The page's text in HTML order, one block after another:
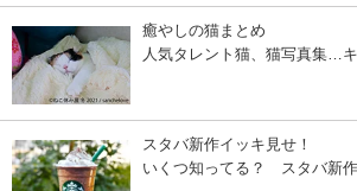
癒やしの猫まとめ
人気タレント猫、猫写真集…
スタバ新作イッキ見せ！
いくつ知ってる？ スタバ新